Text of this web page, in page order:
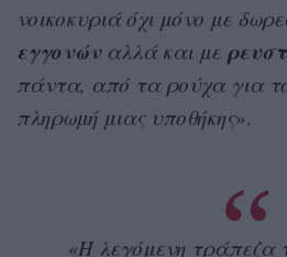
νοικοκυριά όχι μόνο με
εγγονώναλλά και με
πάντα, από τα ρούχα για το
πληρωμή μιας υποθήκης».
«Η λεγόμενη τράπεζα